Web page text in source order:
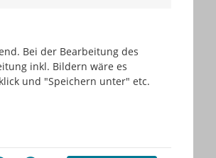
Bei der Bearbeitung des
inkl. Bildern wäre es
und "Speichern unter" etc.